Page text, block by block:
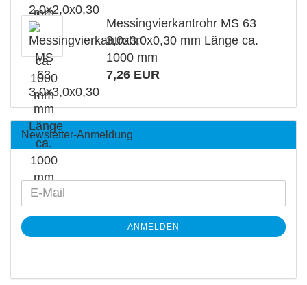
Messingvierkantrohr MS 63
3,0x3,0x0,30 mm Länge ca.
1000 mm
7,26 EUR
Newsletter-Anmeldung
ANMELDEN